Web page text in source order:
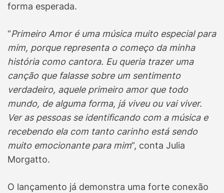
forma esperada.
“Primeiro Amor é uma música muito especial para
mim, porque representa o começo da minha
história como cantora. Eu queria trazer uma
canção que falasse sobre um sentimento
verdadeiro, aquele primeiro amor que todo
mundo, de alguma forma, já viveu ou vai viver.
Ver as pessoas se identificando com a música e
recebendo ela com tanto carinho está sendo
muito emocionante para mim”, conta Julia
Morgatto.
O lançamento já demonstra uma forte conexão